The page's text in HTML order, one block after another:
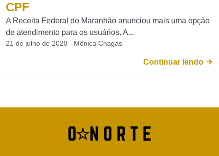
CPF
A Receita Federal do Maranhão anunciou mais uma opção
de atendimento para os usuários. A...
21 de julho de 2020 - Mônica Chagas
Continuar lendo